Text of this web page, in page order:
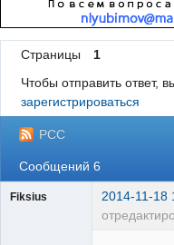
Страницы
1
Чтобы отправить ответ,
зарегистрироваться
РСС
Сообщений 6
Fiksius 2014-11-18